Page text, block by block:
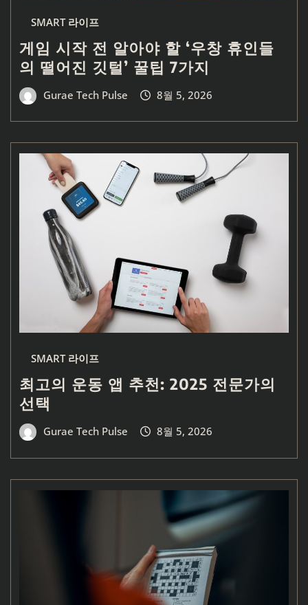
SMART 라이프
게임 시작 전 알아야 할 ‘우창 휴인들
의 떨어진 깃털’ 꿀팁 7가지
Gurae Tech Pulse 8월 5, 2026
SMART 라이프
최고의 운동 앱 추천: 2025 전문가의
선택
Gurae Tech Pulse 8월 5, 2026